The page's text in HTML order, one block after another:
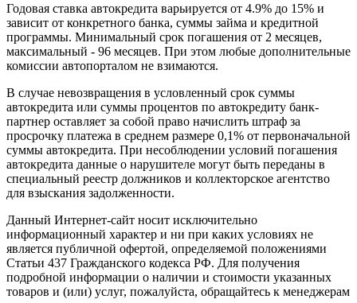
Годовая ставка автокредита варьируется от 4.9% до 15% и
зависит от конкретного банка, суммы займа и кредитной
программы. Минимальный срок погашения от 2 месяцев,
максимальный - 96 месяцев. При этом любые дополнительные
комиссии автопорталом не взимаются.
В случае невозвращения в условленный срок суммы
автокредита или суммы процентов по автокредиту банк-
партнер оставляет за собой право начислить штраф за
просрочку платежа в среднем размере 0,1% от первоначальной
суммы автокредита. При несоблюдении условий погашения
автокредита данные о нарушителе могут быть переданы в
специальный реестр должников и коллекторское агентство
для взыскания задолженности.
Данный Интернет-сайт носит исключительно
информационный характер и ни при каких условиях не
является публичной офертой, определяемой положениями
Статьи 437 Гражданского кодекса РФ. Для получения
подробной информации о наличии и стоимости указанных
товаров и (или) услуг, пожалуйста, обращайтесь к менеджерам